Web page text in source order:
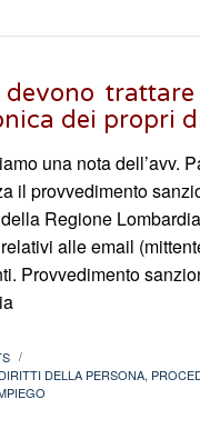
devono
dei propri
una nota dell’avv.
il provvedimento
Regione
alle email
Provvedimento
/
DIRITTI DELLA PERSONA,